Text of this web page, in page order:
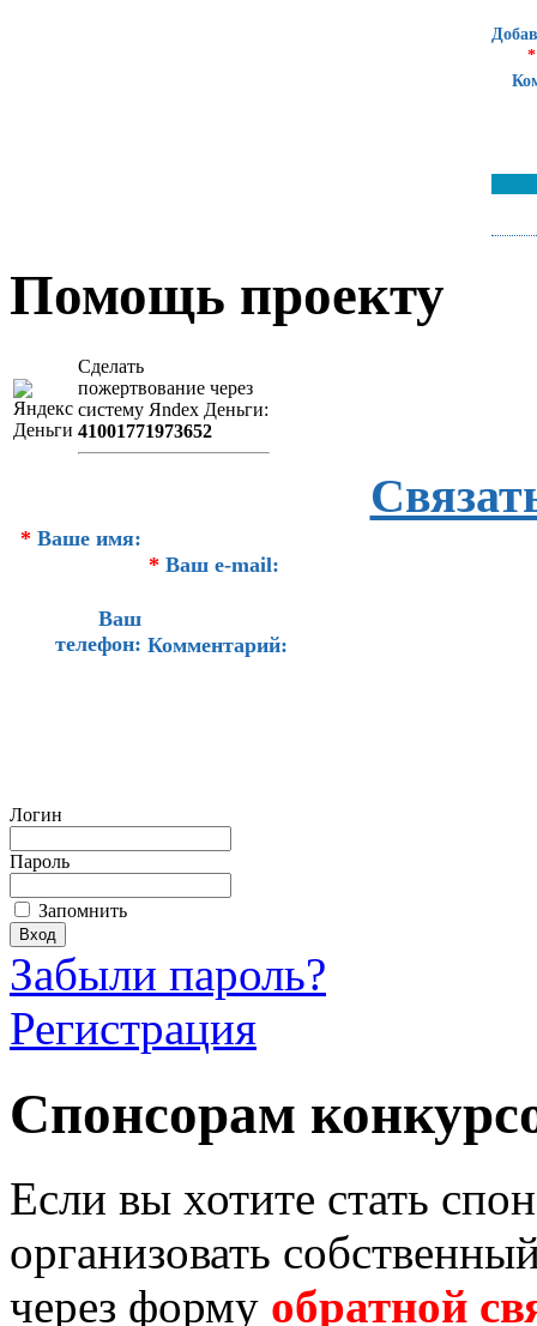
*
Помощь проекту
Сделать
пожертвование через
систeму Яndex Деньги:
41001771973652
* Ваше имя:
* Ваш e-mail:
Ваш
телефон: Комментарий:
Логин
Пароль
Запомнить
Забыли пароль?
Регистрация
Спонсорам
Если вы хотите стать
организовать
через форму обратной